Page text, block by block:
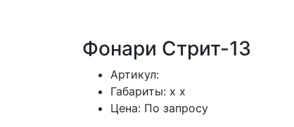
Фонари Стрит-13
Артикул:
Габариты: x x
Цена: По запросу